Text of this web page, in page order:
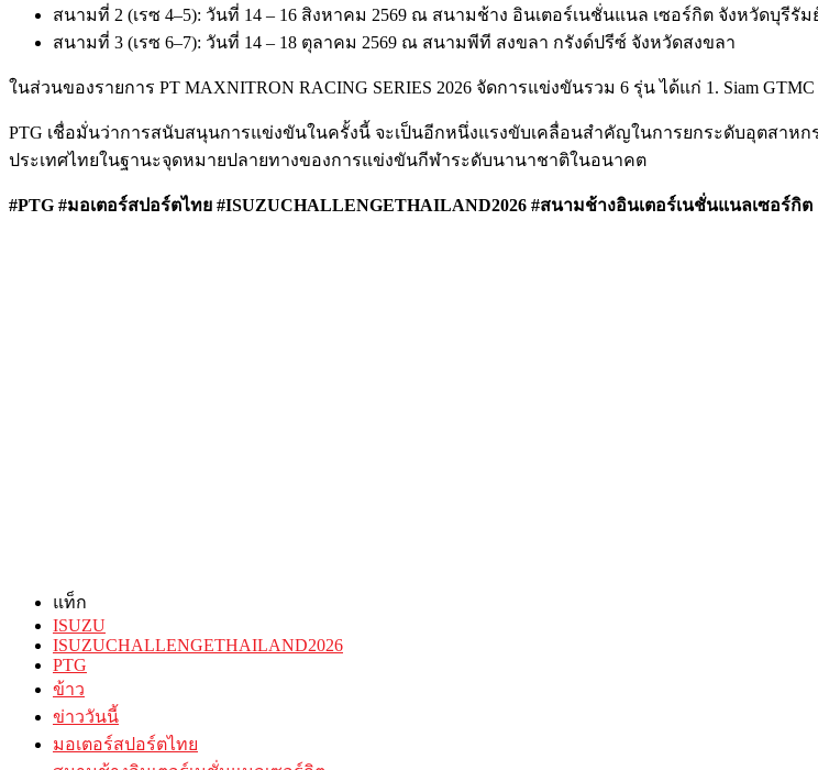
สนามที่ 2 (เรซ 4–5): วันที่ 14 – 16 สิงหาคม 2569 ณ สนามช้าง อินเตอร์เนชั่นแนล เซอร์กิต จังหวัดบุรีรัม
สนามที่ 3 (เรซ 6–7): วันที่ 14 – 18 ตุลาคม 2569 ณ สนามพีที สงขลา กรังด์ปรีซ์ จังหวัดสงขลา
ในส่วนของรายการ PT MAXNITRON RACING SERIES 2026 จัดการแข่งขันรวม 6 รุ่น ได้แก่ 1. Siam GTMC 2.
PTG เชื่อมั่นว่าการสนับสนุนการแข่งขันในครั้งนี้ จะเป็นอีกหนึ่งแรงขับเคลื่อนสำคัญในการยกระดับอุตสา
ประเทศไทยในฐานะจุดหมายปลายทางของการแข่งขันกีฬาระดับนานาชาติในอนาคต
#PTG #มอเตอร์สปอร์ตไทย #ISUZUCHALLENGETHAILAND2026 #สนามช้างอินเตอร์เนชั่นแนลเซอร์กิต
แท็ก
ISUZU
ISUZUCHALLENGETHAILAND2026
PTG
ข้าว
ข่าววันนี้
มอเตอร์สปอร์ตไทย